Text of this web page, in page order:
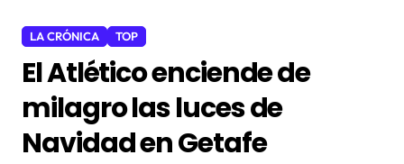
LA CRÓNICA TOP
El Atlético enciende de
milagro las luces de
Navidad en Getafe